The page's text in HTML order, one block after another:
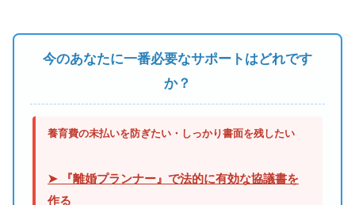
今のあなたに一番必要なサポートはどれです
か？
養育費の未払いを防ぎたい・しっかり書面を残したい
➤ 『離婚プランナー』で法的に有効な協議書を
作る